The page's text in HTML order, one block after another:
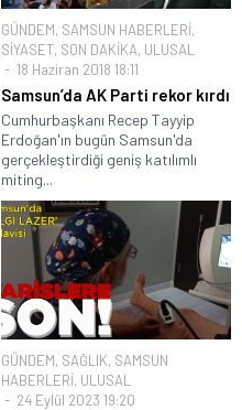
GÜNDEM, SAMSUN HABERLERİ,
SİYASET, SON DAKİKA, ULUSAL
18 Haziran 2018 18:11
Samsun’da AK Parti rekor kırdı
Cumhurbaşkanı Recep Tayyip
Erdoğan'ın bugün Samsun'da
gerçekleştirdiği geniş katılımlı
miting...
GÜNDEM, SAĞLIK, SAMSUN
HABERLERİ, ULUSAL
24 Eylül 2023 19:20